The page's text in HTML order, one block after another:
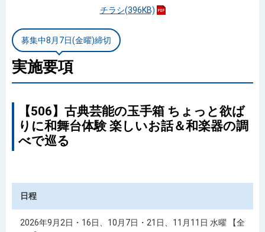
チラシ(396KB)
募集中8月7日(金曜)締切
実施要項
【506】古典芸能の玉手箱 ちょっと欲ば
りに和舞台体験 楽しいお話＆和楽器の調
べで巡る
日程
2026年9月2日・16日、10月7日・21日、11月11日 水曜 【全